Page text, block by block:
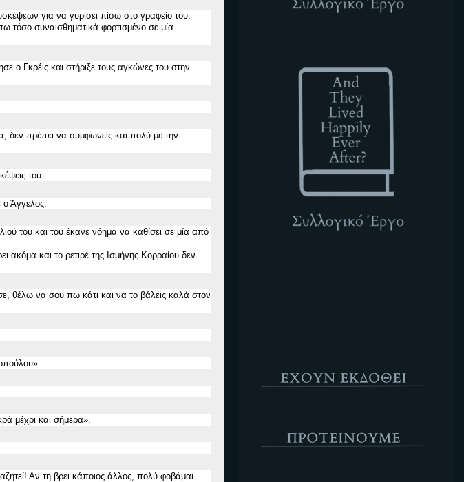
για να γυρίσει πίσω στο γραφείο του.
τόσο συναισθηματικά φορτισμένο σε μία
ο Γκρέις και στήριξε τους αγκώνες του στην
πρέπει να συμφωνείς και πολύ με την
του.
ο Άγγελος.
του και του έκανε νόημα να καθίσει σε μία από
ακόμα και το ρετιρέ της Ισμήνης Κορραίου δεν
, θέλω να σου πω κάτι και να το βάλεις καλά στον
».
μέχρι και σήμερα».
Αν τη βρει κάποιος άλλος, πολύ φοβάμαι